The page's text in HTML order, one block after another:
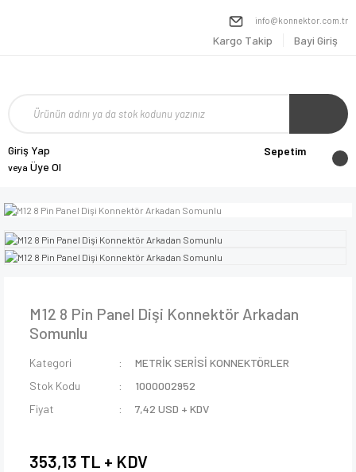
info@konnektor.com.tr
Kargo Takip Bayi Giriş
Giriş Yap
veya Üye Ol
Sepetim
M12 8 Pin Panel Dişi Konnektör Arkadan
Somunlu
Kategori
METRİK SERİSİ KONNEKTÖRLER
Stok Kodu
1000002952
Fiyat
7,42 USD + KDV
353,13 TL + KDV